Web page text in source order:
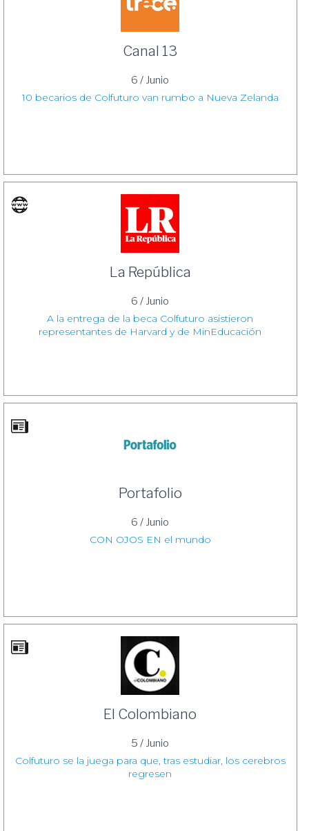
Canal 13
6 / Junio
10 becarios de Colfuturo van rumbo a Nueva Zelanda
La República
6 / Junio
A la entrega de la beca Colfuturo asistieron
representantes de Harvard y de MinEducación
Portafolio
6 / Junio
CON OJOS EN el mundo
El Colombiano
5 / Junio
Colfuturo se la juega para que, tras estudiar, los cerebros
regresen